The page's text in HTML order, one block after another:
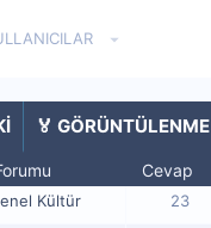
🏅 GÖRÜNTÜLENME
Cevap
Kültür 23